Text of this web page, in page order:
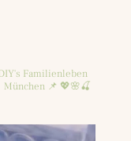
Familienleben
München 📌 💖🌸🍒